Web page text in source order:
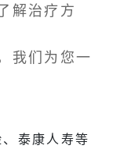
解治疗方
我们为您一
泰康人寿等